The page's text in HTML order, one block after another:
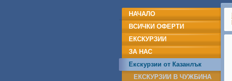
НАЧАЛО
ВСИЧКИ ОФЕРТИ
ЕКСКУРЗИИ
ЗА НАС
Екскурзии от Казанлък
ЕКСКУРЗИИ В ЧУЖБИНА